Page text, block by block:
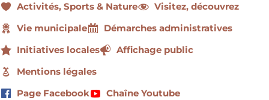
Activités, Sports & Nature
Visitez, découvrez
Vie municipale
Démarches administratives
Initiatives locales
Affichage public
Mentions légales
Page Facebook
Chaîne Youtube